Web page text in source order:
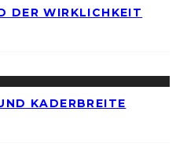
DER WIRKLICHKEIT
KADERBREITE